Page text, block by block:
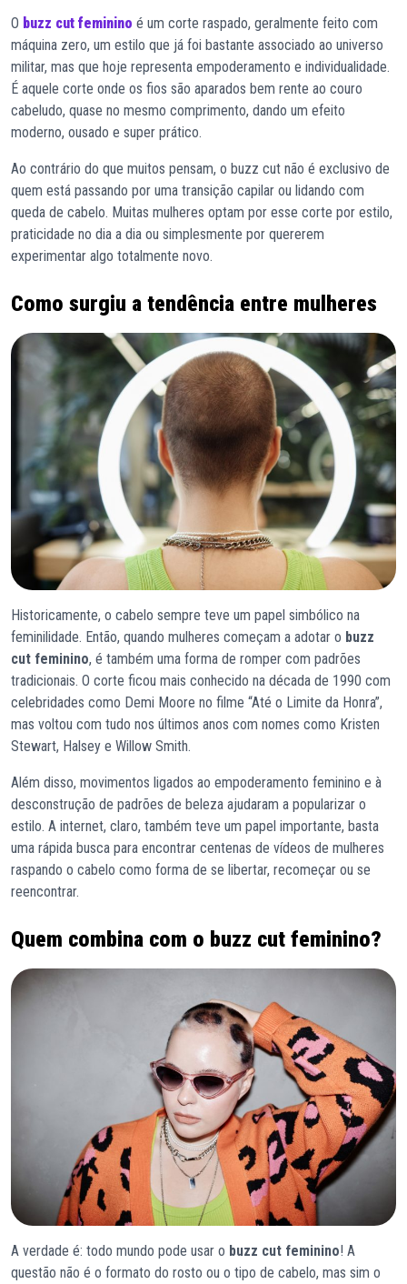
O buzz cut feminino é um corte raspado, geralmente feito com
máquina zero, um estilo que já foi bastante associado ao universo
militar, mas que hoje representa empoderamento e individualidade.
É aquele corte onde os fios são aparados bem rente ao couro
cabeludo, quase no mesmo comprimento, dando um efeito
moderno, ousado e super prático.
Ao contrário do que muitos pensam, o buzz cut não é exclusivo de
quem está passando por uma transição capilar ou lidando com
queda de cabelo. Muitas mulheres optam por esse corte por estilo,
praticidade no dia a dia ou simplesmente por quererem
experimentar algo totalmente novo.
Como surgiu a tendência entre mulheres
Historicamente, o cabelo sempre teve um papel simbólico na
feminilidade. Então, quando mulheres começam a adotar o buzz
cut feminino, é também uma forma de romper com padrões
tradicionais. O corte ficou mais conhecido na década de 1990 com
celebridades como Demi Moore no filme “Até o Limite da Honra”,
mas voltou com tudo nos últimos anos com nomes como Kristen
Stewart, Halsey e Willow Smith.
Além disso, movimentos ligados ao empoderamento feminino e à
desconstrução de padrões de beleza ajudaram a popularizar o
estilo. A internet, claro, também teve um papel importante, basta
uma rápida busca para encontrar centenas de vídeos de mulheres
raspando o cabelo como forma de se libertar, recomeçar ou se
reencontrar.
Quem combina com o buzz cut feminino?
A verdade é: todo mundo pode usar o buzz cut feminino! A
questão não é o formato do rosto ou o tipo de cabelo, mas sim o